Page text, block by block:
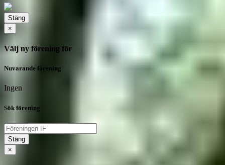
Stäng
×
Välj ny förening för
Nuvarande förening
Ingen
Sök förening
Stäng
×